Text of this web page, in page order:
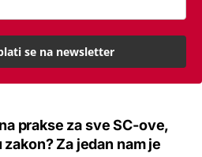
prakse za sve SC-ove,
zakon? Za jedan nam je
se na newsletter